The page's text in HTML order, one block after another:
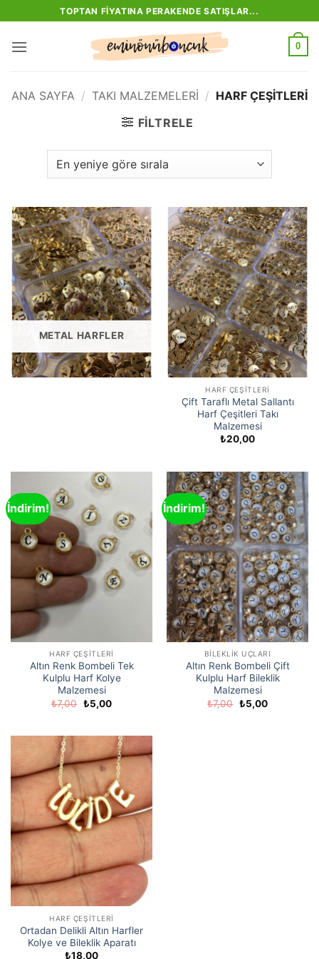
atla
TOPTAN FIYATINA PERAKENDE SATIŞLAR...
0
ANA SAYFA / TAKI MALZEMELERI / HARF ÇEŞITLERI
FILTRELE
METAL HARFLER
HARF ÇEŞITLERI
Çift Taraflı Metal Sallantı
Harf Çeşitleri Takı
Malzemesi
₺20,00
İndirim!
HARF ÇEŞITLERI
Altın Renk Bombeli Tek
Kulplu Harf Kolye
Malzemesi
₺7,00 Orijinal
fiyat:
₺5,00Şu
İndirim!
BILEKLIK UÇLARI
Altın Renk Bombeli Çift
Kulplu Harf Bileklik
Malzemesi
₺7,00 Orijinal
fiyat:
₺5,00Şu
HARF ÇEŞITLERI
Ortadan Delikli Altın Harfler
Kolye ve Bileklik Aparatı
₺18,00